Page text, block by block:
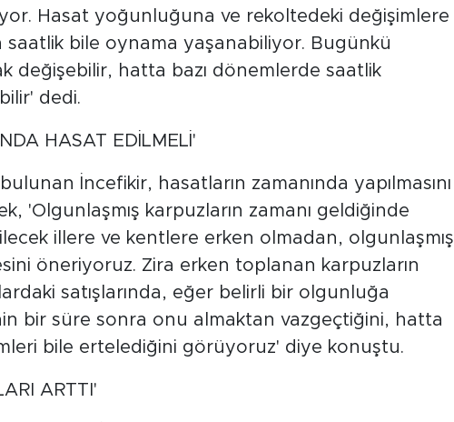
Hasat yoğunluğuna ve rekoltedeki değişimlere
saatlik bile oynama yaşanabiliyor. Bugünkü
değişebilir, hatta bazı dönemlerde saatlik
dedi.
HASAT EDİLMELİ'
İncefikir, hasatların zamanında yapılmasını
'Olgunlaşmış karpuzların zamanı geldiğinde
illere ve kentlere erken olmadan, olgunlaşmış
öneriyoruz. Zira erken toplanan karpuzların
satışlarında, eğer belirli bir olgunluğa
bir süre sonra onu almaktan vazgeçtiğini, hatta
bile ertelediğini görüyoruz' diye konuştu.
ARTTI'